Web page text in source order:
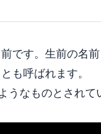
です。生前の名
も呼ばれます。
うなものとされて